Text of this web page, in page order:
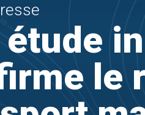
étude
le